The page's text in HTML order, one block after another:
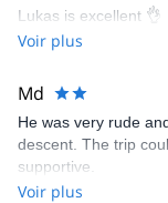
Lukas is excellent 👌
Voir plus
Md
He was very rude
descent. The trip
supportive.
Voir plus